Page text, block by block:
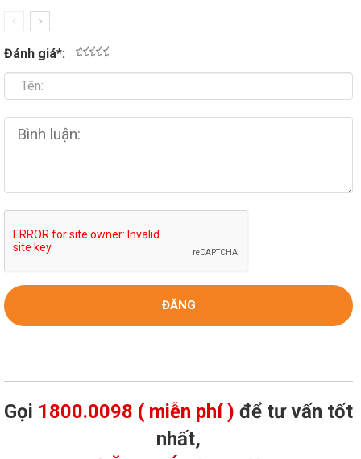
Đánh giá*:
Gọi 1800.0098 ( miễn phí ) để tư vấn tốt
nhất,